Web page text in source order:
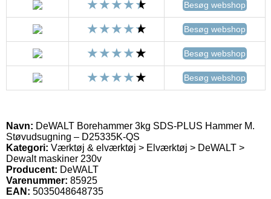
Besøg webshop
Besøg webshop
Besøg webshop
Besøg webshop
Navn: DeWALT Borehammer 3kg SDS-PLUS Hammer M.
Støvudsugning – D25335K-QS
Kategori: Værktøj & elværktøj > Elværktøj > DeWALT >
Dewalt maskiner 230v
Producent: DeWALT
Varenummer: 85925
EAN: 5035048648735